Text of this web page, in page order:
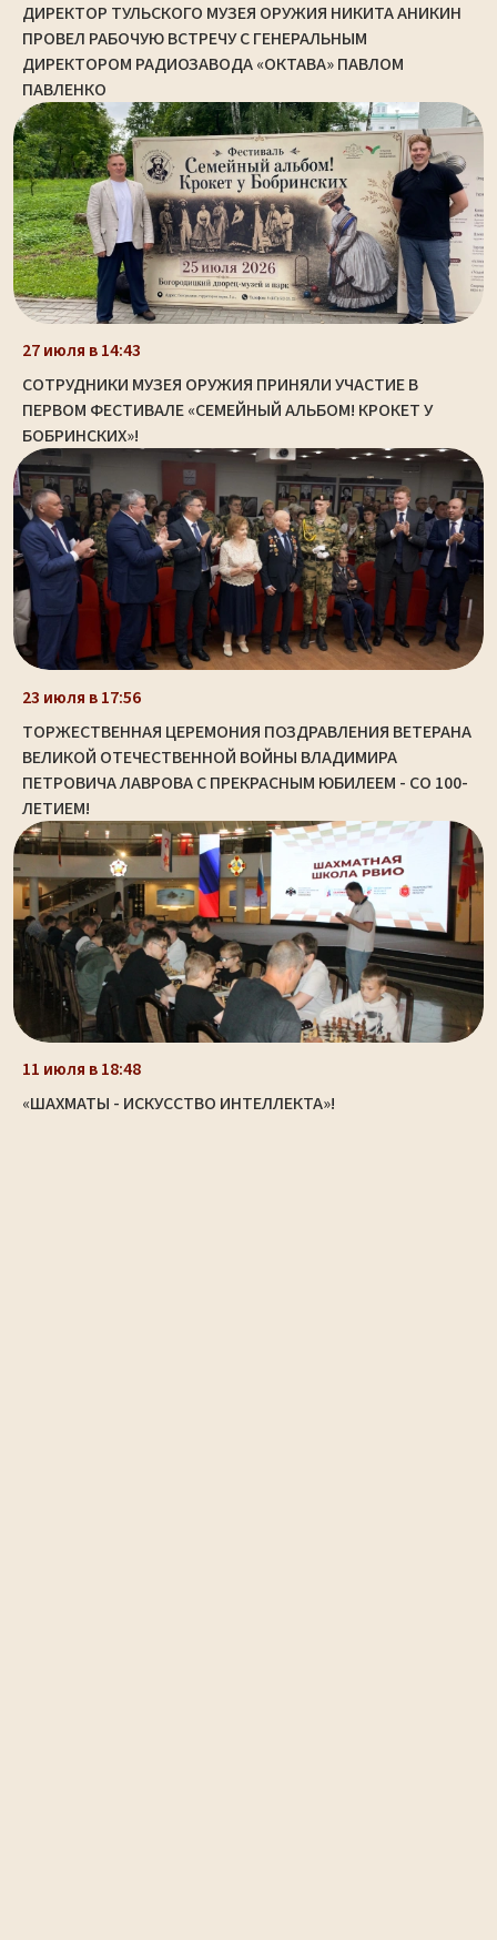
ДИРЕКТОР ТУЛЬСКОГО МУЗЕЯ ОРУЖИЯ НИКИТА АНИКИН
ПРОВЕЛ РАБОЧУЮ ВСТРЕЧУ С ГЕНЕРАЛЬНЫМ
ДИРЕКТОРОМ РАДИОЗАВОДА «ОКТАВА» ПАВЛОМ
ПАВЛЕНКО
27 июля в 14:43
СОТРУДНИКИ МУЗЕЯ ОРУЖИЯ ПРИНЯЛИ УЧАСТИЕ В
ПЕРВОМ ФЕСТИВАЛЕ «СЕМЕЙНЫЙ АЛЬБОМ! КРОКЕТ У
БОБРИНСКИХ»!
23 июля в 17:56
ТОРЖЕСТВЕННАЯ ЦЕРЕМОНИЯ ПОЗДРАВЛЕНИЯ ВЕТЕРАНА
ВЕЛИКОЙ ОТЕЧЕСТВЕННОЙ ВОЙНЫ ВЛАДИМИРА
ПЕТРОВИЧА ЛАВРОВА С ПРЕКРАСНЫМ ЮБИЛЕЕМ - СО 100-
ЛЕТИЕМ!
11 июля в 18:48
«ШАХМАТЫ - ИСКУССТВО ИНТЕЛЛЕКТА»!